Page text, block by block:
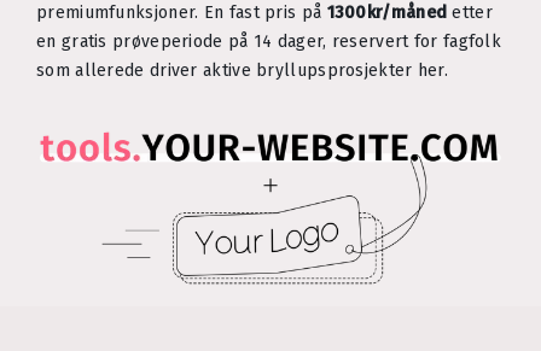
premiumfunksjoner. En fast pris på 1300kr/måned etter
en gratis prøveperiode på 14 dager, reservert for fagfolk
som allerede driver aktive bryllupsprosjekter her.